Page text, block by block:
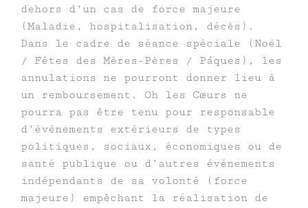
dehors d’un cas de force majeure
(Maladie, hospitalisation, décès).
Dans le cadre de séance spéciale (Noël
/ Fêtes des Mères-Pères / Pâques), les
annulations ne pourront donner lieu à
un remboursement. Oh les Cœurs ne
pourra pas être tenu pour responsable
d’événements extérieurs de types
politiques, sociaux, économiques ou de
santé publique ou d’autres événements
indépendants de sa volonté (force
majeure) empêchant la réalisation de